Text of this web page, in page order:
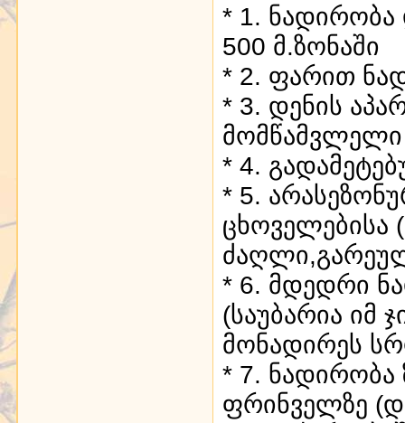
* 1.
500 მ.ზონაში
* 2. ფარით
* 3. დენის
მომწამვლელი
* 4.
* 5.
ცხოველებისა
* 6. მდედრი
(საუბარია იმ
მონადირეს
* 7.
ფრინველზე